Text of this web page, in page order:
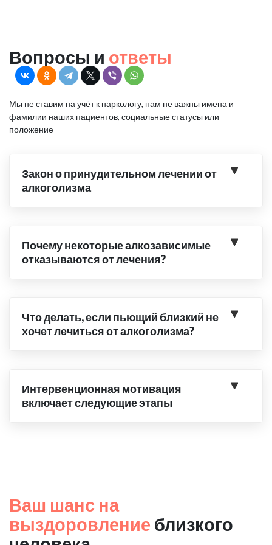
Вопросы и ответы
Мы не ставим на учёт к наркологу, нам не важны имена и
фамилии наших пациентов, социальные статусы или
положение
Закон о принудительном лечении от
алкоголизма
Почему некоторые алкозависимые
отказываются от лечения?
Что делать, если пьющий близкий не
хочет лечиться от алкоголизма?
Интервенционная мотивация
включает следующие этапы
Ваш шанс на
выздоровление близкого